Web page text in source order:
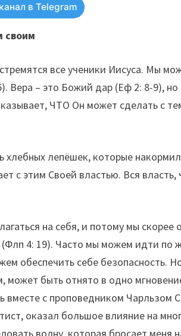
в Telegram
своим
все ученики Иисуса. Мы
Вера – это Божий дар (Еф 2: 8-9),
ЧТО Он может сделать с
хлебных лепёшек, которые
с этим Своей властью. Вся власть,
на себя, и потому мы скорее
4: 19). Часто мы можем идти по
обеспечить себе безопасность.
может быть отнято в одно
вместе с проповедником Чарльзом
оказал большое влияние на
волну, которая бросает меня